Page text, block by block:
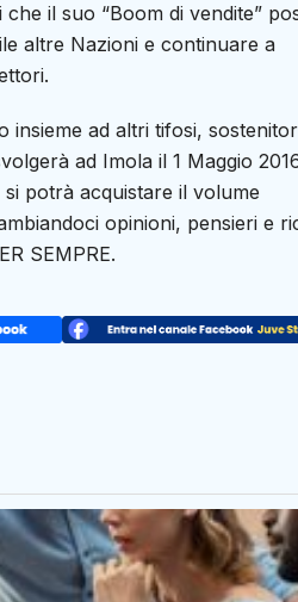
il suo “Boom di vendite”
altre Nazioni e continuare a
insieme ad altri tifosi,
ad Imola il 1 Maggio
potrà acquistare il volume
opinioni, pensieri e
SEMPRE.